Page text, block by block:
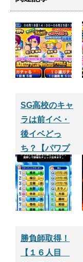
SG高校のキャ
ラは前イベ・
後イベどっ
ち？【パワプ
ロサクセスア
プリ】
勝負師取得！
【１６人目